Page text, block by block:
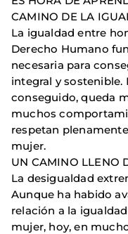
CAMINO DE LA
La igualdad entre
Derecho Humano
necesaria para
integral y sostenible.
conseguido, queda
muchos
respetan
mujer.
UN CAMINO LLENO
La desigualdad
Aunque ha habido
relación a la
mujer, hoy, en